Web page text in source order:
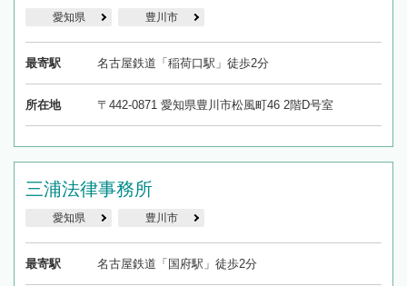
愛知県 豊川市
最寄駅 名古屋鉄道「稲荷口駅」徒歩2分
所在地 〒442-0871 愛知県豊川市松風町46 2階D号室
三浦法律事務所
愛知県 豊川市
最寄駅 名古屋鉄道「国府駅」徒歩2分